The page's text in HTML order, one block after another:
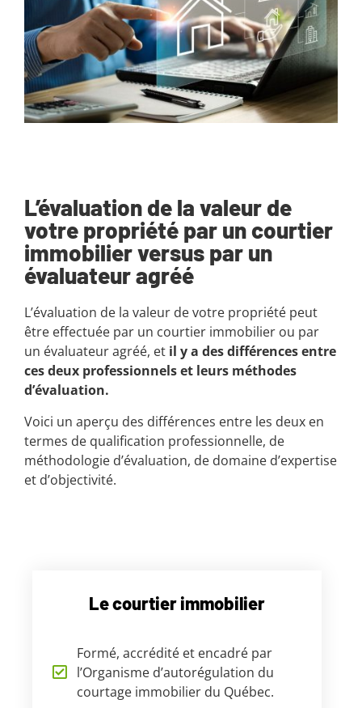
L’évaluation de la valeur de
votre propriété par un courtier
immobilier versus par un
évaluateur agréé
L’évaluation de la valeur de votre propriété peut
être effectuée par un courtier immobilier ou par
un évaluateur agréé, et il y a des différences entre
ces deux professionnels et leurs méthodes
d’évaluation.
Voici un aperçu des différences entre les deux en
termes de qualification professionnelle, de
méthodologie d’évaluation, de domaine d’expertise
et d’objectivité.
Le courtier immobilier
Formé, accrédité et encadré par
l’Organisme d’autorégulation du
courtage immobilier du Québec.